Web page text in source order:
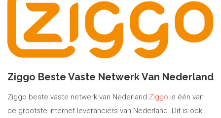
Ziggo Beste Vaste Netwerk Van Nederland
Ziggo beste vaste netwerk van Nederland Ziggo is één van
de grootste internet leveranciers van Nederland. Dit is ook